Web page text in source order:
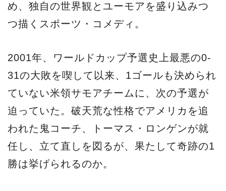
め、独自の世界観とユーモアを盛り込みつ
つ描くスポーツ・コメディ。
2001年、ワールドカップ予選史上最悪の0-
31の大敗を喫して以来、1ゴールも決められ
ていない米領サモアチームに、次の予選が
迫っていた。破天荒な性格でアメリカを追
われた鬼コーチ、トーマス・ロンゲンが就
任し、立て直しを図るが、果たして奇跡の1
勝は挙げられるのか。